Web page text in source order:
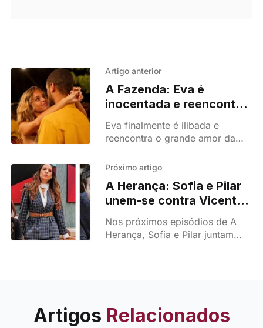
Artigo anterior
A Fazenda: Eva é
inocentada e reencontra
Talu - “Nunca desisti de
ti!”
Eva finalmente é ilibada e
reencontra o grande amor da
de Duarte e a queda de Lukenia,
troca um beijo apaixonado com
Talu.
Próximo artigo
A Herança: Sofia e Pilar
unem-se contra Vicente -
“Estás despedido!”
Nos próximos episódios de A
Herança, Sofia e Pilar juntam
Artigos Relacionados